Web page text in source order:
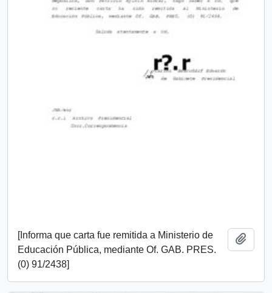
[Informa que carta fue remitida a Ministerio de
Educación Pública, mediante Of. GAB. PRES.
(0) 91/2438]